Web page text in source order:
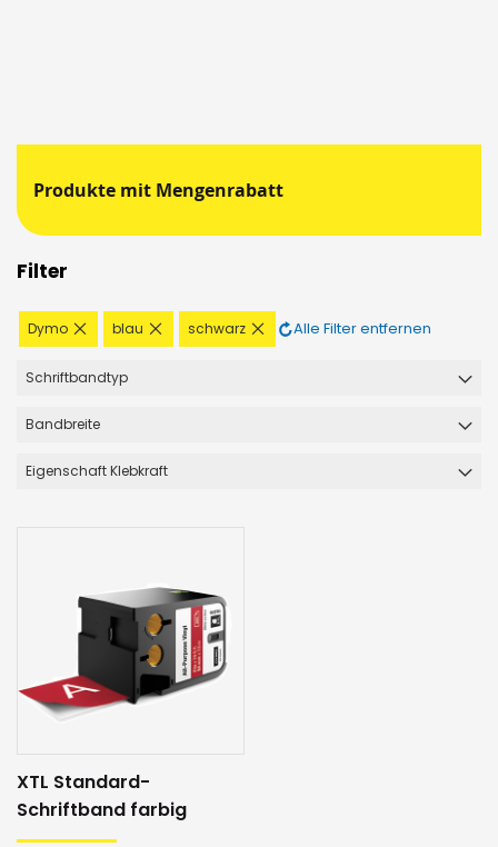
Produkte mit Mengenrabatt
Filter
Dymo
Diesen
Artikel
blau
Diesen
Artikel
schwarz
Diesen
Artikel
Alle Filter entfernen
Schriftbandtyp
Bandbreite
Eigenschaft Klebkraft
XTL Standard-
Schriftband farbig